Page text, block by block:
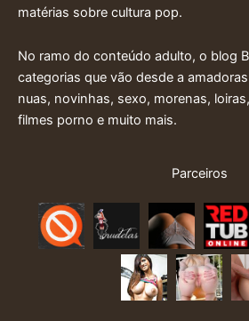
matérias sobre cultura pop.
No ramo do conteúdo adulto, o blog
categorias que vão desde a
nuas, novinhas, sexo, morenas,
filmes porno e muito mais.
Parceiros